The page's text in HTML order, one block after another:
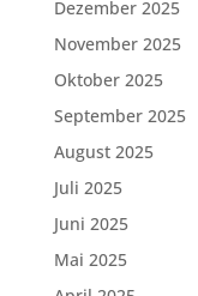
Dezember 2025
November 2025
Oktober 2025
September 2025
August 2025
Juli 2025
Juni 2025
Mai 2025